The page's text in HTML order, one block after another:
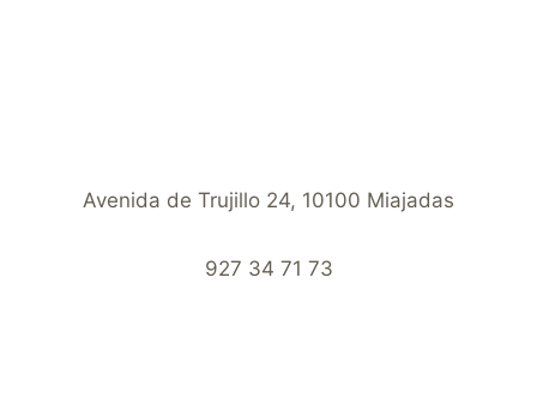
Avenida de Trujillo 24, 10100 Miajadas
927 34 71 73